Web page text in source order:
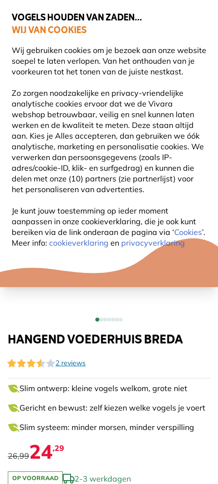
VOGELS HOUDEN VAN ZADEN...
WIJ VAN COOKIES
Wij gebruiken cookies om je bezoek aan onze website
soepel te laten verlopen. Van het onthouden van je
voorkeuren tot het tonen van de juiste nestkast.
Zo zorgen noodzakelijke en privacy-vriendelijke
analytische cookies ervoor dat we de Vivara
webshop betrouwbaar, veilig en snel kunnen laten
werken en de kwaliteit te meten. Deze staan altijd
aan. Kies je Alles accepteren, dan gebruiken we óók
analytische, marketing en personalisatie cookies. We
verwerken dan persoonsgegevens (zoals IP-
adres/cookie-ID, klik- en surfgedrag) en kunnen die
delen met onze (10) partners (zie partnerlijst) voor
het personaliseren van advertenties.
Je kunt jouw toestemming op ieder moment
aanpassen in onze cookieverklaring, die je ook kunt
bereiken via de link onderaan de pagina via ‘Cookies’.
Meer info: cookieverklaring en privacyverklaring
Uitstekend beoordeeld in 11 landen
Gratis thuisbezorgd vanaf €49
10% KORTING
HANGEND VOEDERHUIS BREDA
2 reviews
Slim ontwerp: kleine vogels welkom, grote niet
Gericht en bewust: zelf kiezen welke vogels je voert
Slim systeem: minder morsen, minder verspilling
26,9924,29
OP VOORRAAD 2-3 werkdagen